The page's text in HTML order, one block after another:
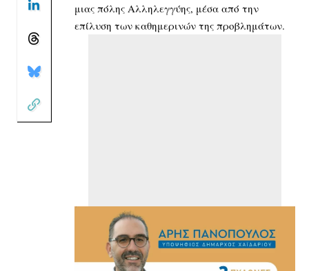
μιας πόλης Αλληλεγγύης, μέσα από την
επίλυση των καθημερινών της προβλημάτων.